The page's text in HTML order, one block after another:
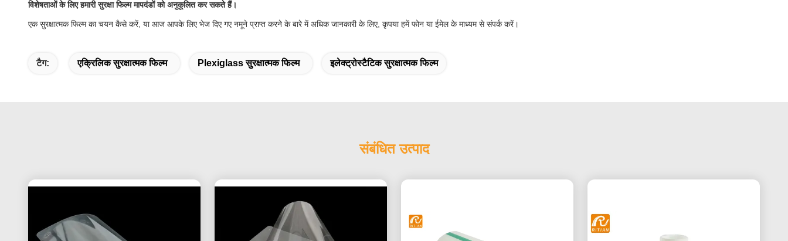
विशेषताओं के लिए हमारी सुरक्षा फिल्म मापदंडों को अनुकूलित कर सकते हैं।
एक सुरक्षात्मक फिल्म का चयन कैसे करें, या आज आपके लिए भेज दिए गए नमूने प्राप्त करने के बारे में अधिक जानकारी के लिए, कृपया हमें फोन या ईमेल के माध्यम से संपर्क करें।
टैग: एक्रिलिक सुरक्षात्मक फिल्म Plexiglass सुरक्षात्मक फिल्म इलेक्ट्रोस्टैटिक सुरक्षात्मक फिल्म
संबंधित उत्पाद